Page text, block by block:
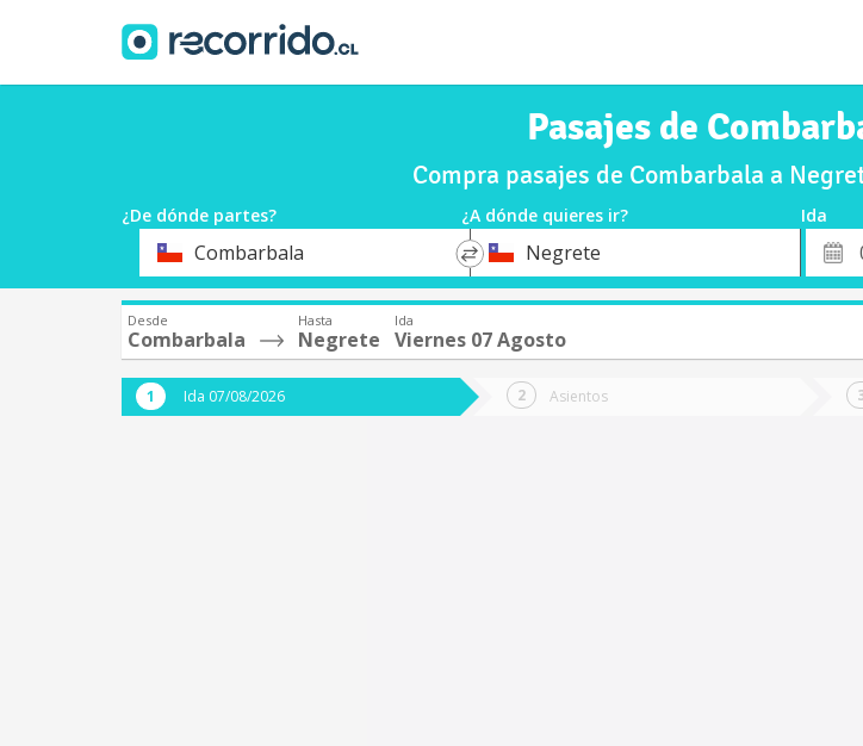
Pasajes de
Compra pasajes de Combarbala a
¿De dónde partes? ¿A dónde quieres ir? Ida
OrigenCombarbala
*
DestinoNegrete
Fecha
de
Desde
Combarbala
Hasta
Negrete
Ida
Viernes 07 Agosto
Ida 07/08/2026 Asientos